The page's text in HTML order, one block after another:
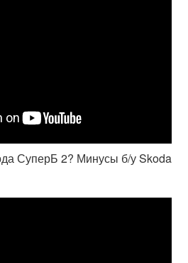
СуперБ 2? Минусы б/у Skoda